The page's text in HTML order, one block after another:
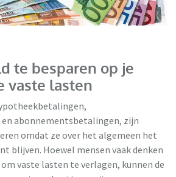
te besparen op je
vaste lasten
abonnementsbetalingen, zijn
omdat ze over het algemeen het
blijven. Hoewel mensen vaak denken
vaste lasten te verlagen, kunnen de